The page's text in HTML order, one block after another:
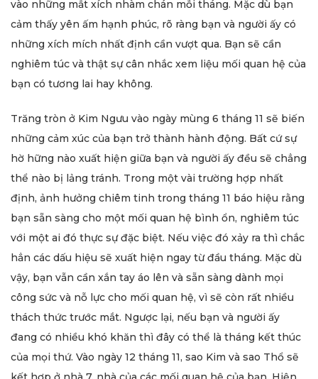
vào những mắt xích nhàm chán mỗi tháng. Mặc dù bạn
cảm thấy yên ấm hạnh phúc, rõ ràng bạn và người ấy có
những xích mích nhất định cần vượt qua. Bạn sẽ cần
nghiêm túc và thật sự cân nhắc xem liệu mối quan hệ của
bạn có tương lai hay không.
Trăng tròn ở Kim Ngưu vào ngày mùng 6 tháng 11 sẽ biến
những cảm xúc của bạn trở thành hành động. Bất cứ sự
hờ hững nào xuất hiện giữa bạn và người ấy đều sẽ chẳng
thể nào bị lảng tránh. Trong một vài trường hợp nhất
định, ảnh hưởng chiêm tinh trong tháng 11 báo hiệu rằng
bạn sẵn sàng cho một mối quan hệ bình ổn, nghiêm túc
với một ai đó thực sự đặc biệt. Nếu việc đó xảy ra thì chắc
hẳn các dấu hiệu sẽ xuất hiện ngay từ đầu tháng. Mặc dù
vậy, bạn vẫn cần xắn tay áo lên và sẵn sàng dành mọi
công sức và nỗ lực cho mối quan hệ, vì sẽ còn rất nhiều
thách thức trước mắt. Ngược lại, nếu bạn và người ấy
đang có nhiều khó khăn thì đây có thể là tháng kết thúc
của mọi thứ. Vào ngày 12 tháng 11, sao Kim và sao Thổ sẽ